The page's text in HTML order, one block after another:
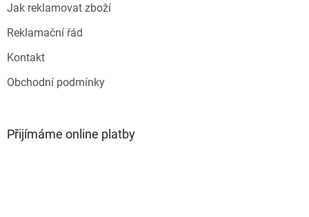
Jak reklamovat zboží
Reklamační řád
Kontakt
Obchodní podmínky
Přijímáme online platby